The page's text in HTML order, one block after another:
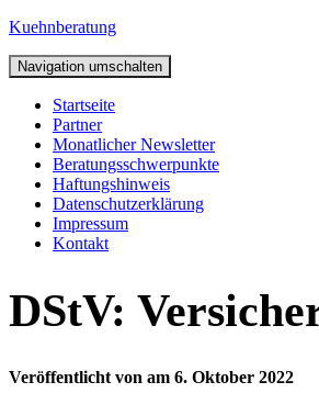
Kuehnberatung
Navigation umschalten
Startseite
Partner
Monatlicher Newsletter
Beratungsschwerpunkte
Haftungshinweis
Datenschutzerklärung
Impressum
Kontakt
DStV:
Veröffentlicht von am 6. Oktober 2022